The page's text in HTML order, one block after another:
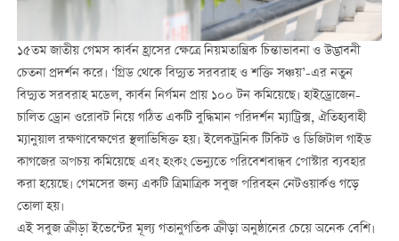
১৫তম জাতীয় গেমস কার্বন হ্রাসের ক্ষেত্রে নিয়মতান্ত্রিক চিন্তাভাবনা ও উদ্ভাবনী
চেতনা প্রদর্শন করে। ‘গ্রিড থেকে বিদ্যুত সরবরাহ ও শক্তি সঞ্চয়’-এর নতুন
বিদ্যুত সরবরাহ মডেল, কার্বন নির্গমন প্রায় ১০০ টন কমিয়েছে। হাইড্রোজেন-
চালিত ড্রোন ওরোবট নিয়ে গঠিত একটি বুদ্ধিমান পরিদর্শন ম্যাট্রিক্স, ঐতিহ্যবাহী
ম্যানুয়াল রক্ষণাবেক্ষণের স্থলাভিষিক্ত হয়। ইলেকট্রনিক টিকিট ও ডিজিটাল গাইড
কাগজের অপচয় কমিয়েছে এবং হংকং ভেন্যুতে পরিবেশবান্ধব পোস্টার ব্যবহার
করা হয়েছে। গেমসের জন্য একটি ত্রিমাত্রিক সবুজ পরিবহন নেটওয়ার্কও গড়ে
তোলা হয়।
এই সবুজ ক্রীড়া ইভেন্টের মূল্য গতানুগতিক ক্রীড়া অনুষ্ঠানের চেয়ে অনেক বেশি।